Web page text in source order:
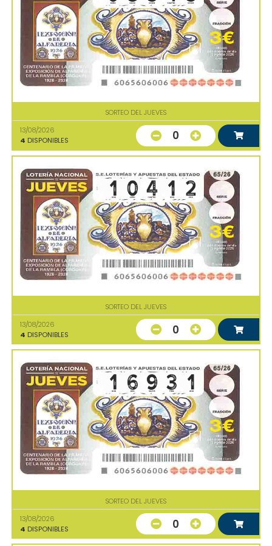
SORTEO DEL JUEVES
13/08/2026
4 DISPONIBLES 0
SORTEO DEL JUEVES
13/08/2026
4 DISPONIBLES 0
SORTEO DEL JUEVES
13/08/2026
4 DISPONIBLES 0